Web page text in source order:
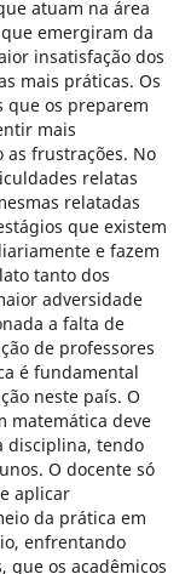
atuam na área
emergiram da
insatisfação dos
mais práticas. Os
que os preparem
mais
frustrações. No
relatas
relatadas
que existem
e fazem
tanto dos
adversidade
a falta de
de professores
é fundamental
neste país. O
matemática deve
disciplina, tendo
O docente só
aplicar
da prática em
enfrentando
que os acadêmicos